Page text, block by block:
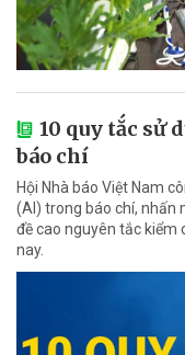
10 quy tắc sử
báo chí
Hội Nhà báo Việt Nam
(AI) trong báo chí, nhấn
đề cao nguyên tắc kiểm
nay.